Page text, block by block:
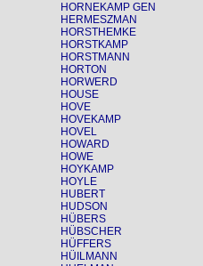
HORNEKAMP GEN
HERMESZMAN
HORSTHEMKE
HORSTKAMP
HORSTMANN
HORTON
HORWERD
HOUSE
HOVE
HOVEKAMP
HOVEL
HOWARD
HOWE
HOYKAMP
HOYLE
HUBERT
HUDSON
HÜBERS
HÜBSCHER
HÜFFERS
HÜILMANN